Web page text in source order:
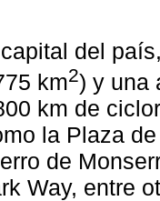
del
km2) y una
km de
la Plaza
de
Way, entre